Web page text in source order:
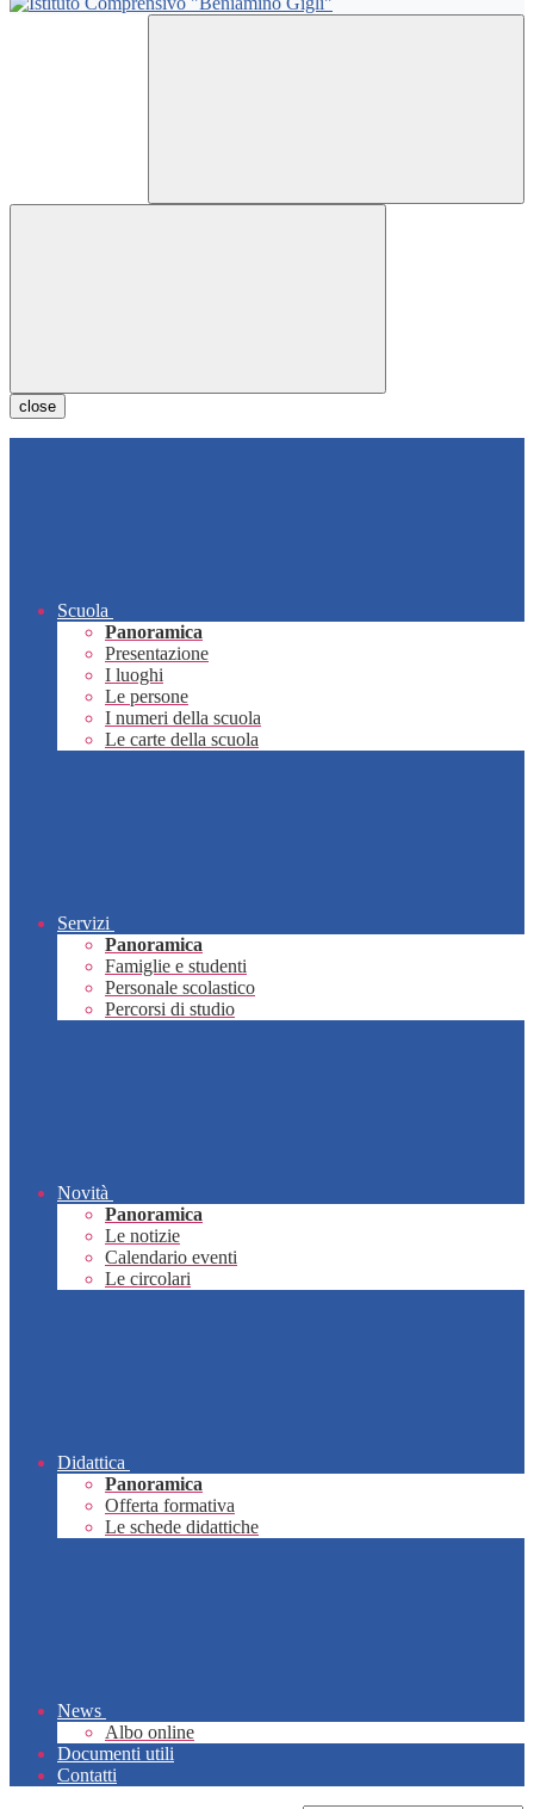
close
Scuola
Panoramica
Presentazione
I luoghi
Le persone
I numeri della scuola
Le carte della scuola
Servizi
Panoramica
Famiglie e studenti
Personale scolastico
Percorsi di studio
Novità
Panoramica
Le notizie
Calendario eventi
Le circolari
Didattica
Panoramica
Offerta formativa
Le schede didattiche
News
Albo online
Documenti utili
Contatti